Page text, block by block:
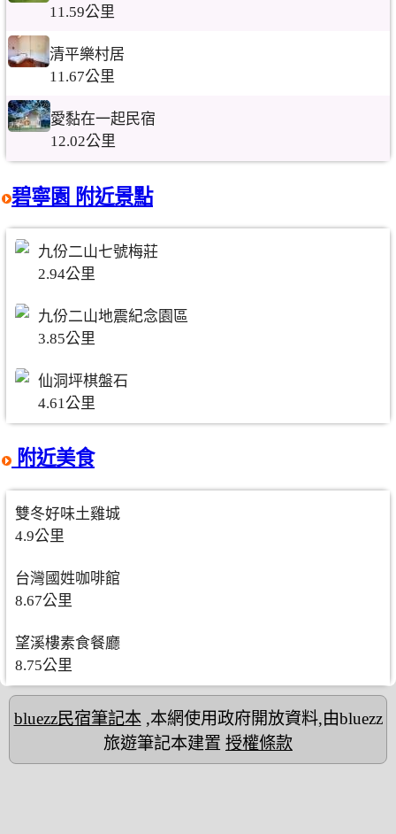
11.59公里
清平樂村居
11.67公里
愛黏在一起民宿
12.02公里
碧寧園 附近景點
九份二山七號梅莊
2.94公里
九份二山地震紀念園區
3.85公里
仙洞坪棋盤石
4.61公里
附近美食
雙冬好味土雞城
4.9公里
台灣國姓咖啡館
8.67公里
望溪樓素食餐廳
8.75公里
bluezz民宿筆記本,本網使用政府開放資料,由bluezz
旅遊筆記本建置 授權條款